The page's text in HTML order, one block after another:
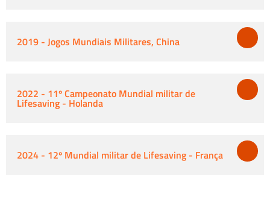
2019 - Jogos Mundiais Militares, China
2022 - 11º Campeonato Mundial militar de
Lifesaving - Holanda
2024 - 12º Mundial militar de Lifesaving - França